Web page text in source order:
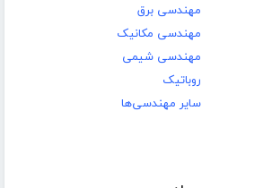
مهندسی برق
مهندسی مکانیک
مهندسی شیمی
روباتیک
سایر مهندسی‌ها